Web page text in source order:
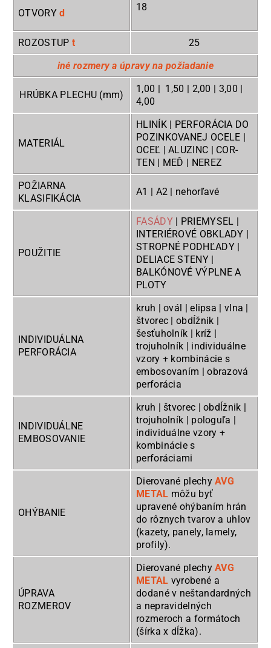
OTVORYd
18
ROZOSTUP t
25
iné rozmery a úpravy na požiadanie
HRÚBKA PLECHU (mm)
1,00 | 1,50 | 2,00 | 3,00 |
4,00
MATERIÁL
HLINÍK | PERFORÁCIA DO
POZINKOVANEJ OCELE |
OCEĽ | ALUZINC | COR-
TEN | MEĎ | NEREZ
POŽIARNA
KLASIFIKÁCIA
A1 | A2 | nehorľavé
POUŽITIE
FASÁDY| PRIEMYSEL |
INTERIÉROVÉ OBKLADY |
STROPNÉ PODHĽADY |
DELIACE STENY |
BALKÓNOVÉ VÝPLNE A
PLOTY
INDIVIDUÁLNA
PERFORÁCIA
kruh | ovál | elipsa | vlna |
štvorec | obdĺžnik |
šesťuholník | kríž |
trojuholník | individuálne
vzory + kombinácie s
embosovaním | obrazová
perforácia
INDIVIDUÁLNE
EMBOSOVANIE
kruh | štvorec | obdĺžnik |
trojuholník | pologuľa |
individuálne vzory +
kombinácie s
perforáciami
OHÝBANIE
Dierované plechyAVG
METAL môžu byť
upravené ohýbaním hrán
do rôznych tvarov a uhlov
(kazety, panely, lamely,
profily).
ÚPRAVA
ROZMEROV
Dierované plechyAVG
METAL vyrobené a
dodané v neštandardných
a nepravidelných
rozmeroch a formátoch
(šírka x dĺžka).